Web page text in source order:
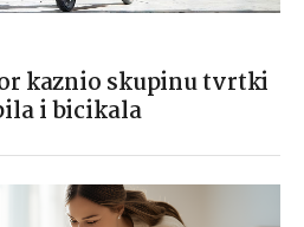
kaznio skupinu tvrtki
i bicikala